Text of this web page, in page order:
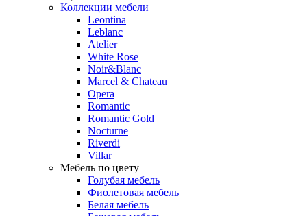
Коллекции мебели
Leontina
Leblanc
Аtelier
White Rose
Noir&Blanc
Marcel & Chateau
Opera
Romantic
Romantic Gold
Nocturne
Riverdi
Villar
Мебель по цвету
Голубая мебель
Фиолетовая мебель
Белая мебель